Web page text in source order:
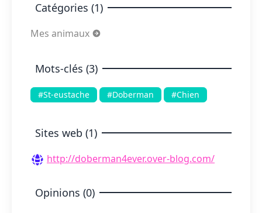
Catégories (1)
Mes animaux
Mots-clés (3)
#St-eustache #Doberman #Chien
Sites web (1)
http://doberman4ever.over-blog.com/
Opinions (0)